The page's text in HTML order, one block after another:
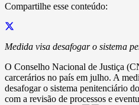
Compartilhe esse conteúdo:
Medida visa desafogar o sistema
O Conselho Nacional de Justiça
carcerários no país em julho. A
desafogar o sistema penitenciário
com a revisão de processos e